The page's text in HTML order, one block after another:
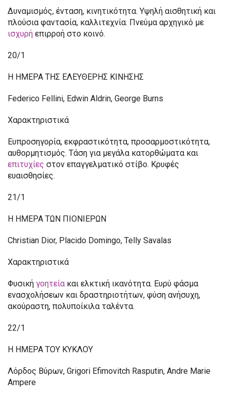
Δυναμισμός, ένταση, κινητικότητα. Υψηλή αισθητική και
πλούσια φαντασία, καλλιτεχνία. Πνεύμα αρχηγικό με
ισχυρή επιρροή στο κοινό.
20/1
Η ΗΜΕΡΑ ΤΗΣ ΕΛΕΥΘΕΡΗΣ ΚΙΝΗΣΗΣ
Federico Fellini, Edwin Aldrin, George Burns
Χαρακτηριστικά
Ευπροσηγορία, εκφραστικότητα, προσαρμοστικότητα,
αυθορμητισμός. Τάση για μεγάλα κατορθώματα και
επιτυχίες στον επαγγελματικό στίβο. Κρυφές
ευαισθησίες.
21/1
Η ΗΜΕΡΑ ΤΩΝ ΠΙΟΝΙΕΡΩΝ
Christian Dior, Placido Domingo, Telly Savalas
Χαρακτηριστικά
Φυσική γοητεία και ελκτική ικανότητα. Ευρύ φάσμα
ενασχολήσεων και δραστηριοτήτων, φύση ανήσυχη,
ακούραστη, πολυποίκιλα ταλέντα.
22/1
Η ΗΜΕΡΑ ΤΟΥ ΚΥΚΛΟΥ
Λόρδος Βύρων, Grigori Efimovitch Rasputin, Andre Marie
Ampere